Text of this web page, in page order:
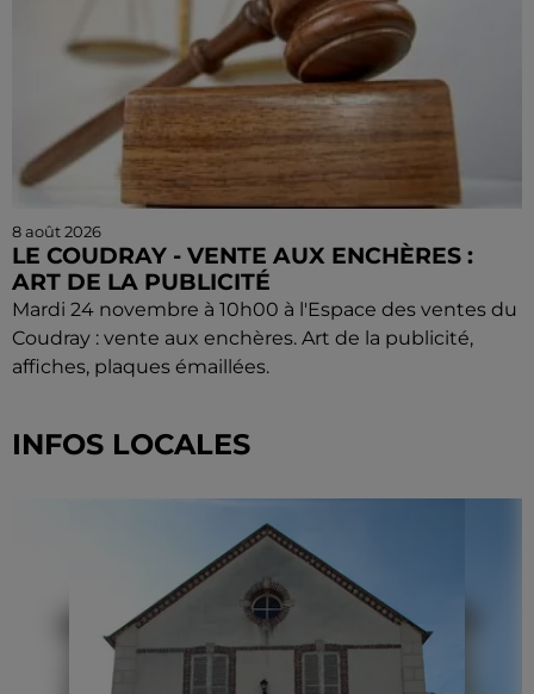
8 août 2026
LE COUDRAY - VENTE AUX ENCHÈRES :
ART DE LA PUBLICITÉ
Mardi 24 novembre à 10h00 à l'Espace des ventes du
Coudray : vente aux enchères. Art de la publicité,
affiches, plaques émaillées.
INFOS LOCALES